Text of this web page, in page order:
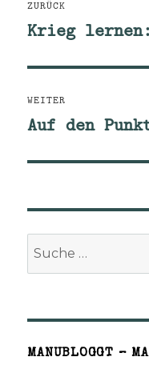
ZURÜCK
Vorheriger
Krieg
WEITER
Nächster
Auf den
MANUBLOGGT –